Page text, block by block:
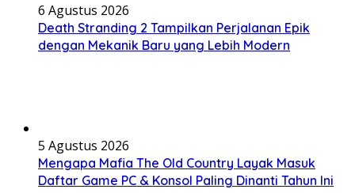
6 Agustus 2026
Death Stranding 2 Tampilkan Perjalanan Epik
dengan Mekanik Baru yang Lebih Modern
5 Agustus 2026
Mengapa Mafia The Old Country Layak Masuk
Daftar Game PC & Konsol Paling Dinanti Tahun Ini